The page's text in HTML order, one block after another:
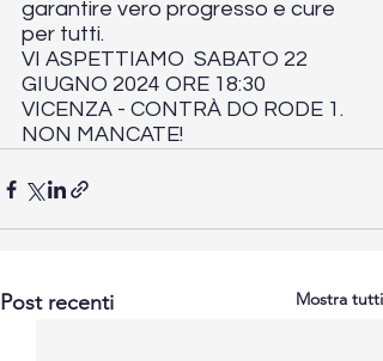
garantire vero progresso e cure
per tutti.
VI ASPETTIAMO  SABATO 22
GIUGNO 2024 ORE 18:30
VICENZA - CONTRÀ DO RODE 1.
NON MANCATE!
Post recenti Mostra tutti